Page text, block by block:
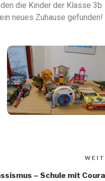
die Kinder der Klasse 3b
neues Zuhause gefunden!
– Schule mit